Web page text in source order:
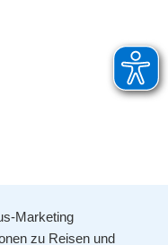
Marketing
zu Reisen und